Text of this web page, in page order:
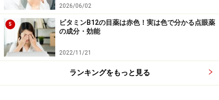
2026/06/02
5
ビタミンB12の目薬は赤色！実は色で分かる点眼薬
の成分・効能
2022/11/21
ランキングをもっと見る